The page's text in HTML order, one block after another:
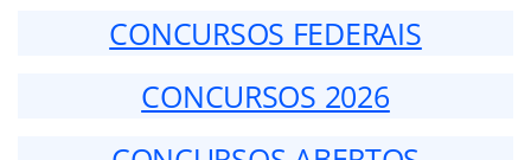
CONCURSOS FEDERAIS
CONCURSOS 2026